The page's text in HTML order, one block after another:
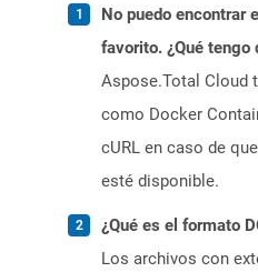
No puedo encontrar
favorito. ¿Qué tengo
Aspose.Total Cloud
como Docker
cURL en caso de
esté disponible.
¿Qué es el formato
Los archivos con